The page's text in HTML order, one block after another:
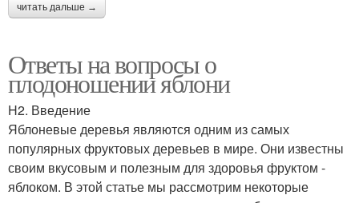
читать дальше →
Ответы на вопросы о
плодоношении яблони
H2. Введение
Яблоневые деревья являются одним из самых
популярных фруктовых деревьев в мире. Они известны
своим вкусовым и полезным для здоровья фруктом -
яблоком. В этой статье мы рассмотрим некоторые